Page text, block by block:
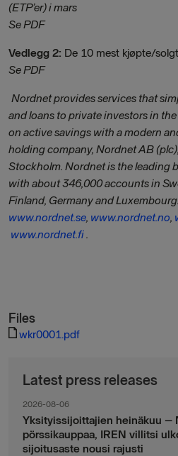
(ETP’er) i mars
Se PDF
Vedlegg 2: De 10 mest kjøpte/
Se PDF
Nordnet provides services that
and loans to private investors in
on active savings with a modern
holding company, Nordnet AB
Stockholm. Nordnet is the leading
with about 346,000 accounts in
Finland, Germany and
www.nordnet.se, www.nordnet.no,
www.nordnet.fi.
Files
wkr0001.pdf
Latest press releases
2026-08-06
Yksityissijoittajien heinäkuu –
pörssikauppaa, IREN villitsi
sijoitusaste nousi rajusti